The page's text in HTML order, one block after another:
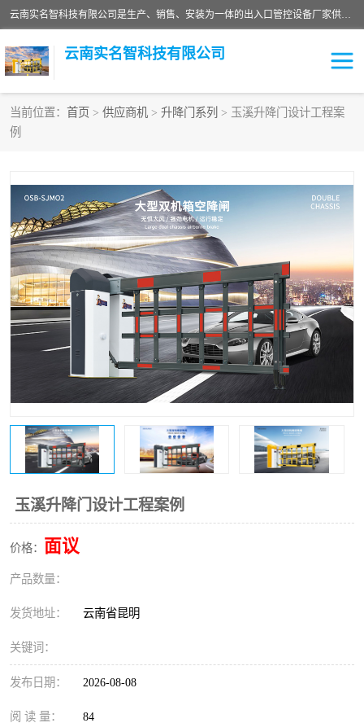
云南实名智科技有限公司是生产、销售、安装为一体的出入口管控设备厂家供应商。主营:电动伸缩门、道闸、广告道闸、重型空降闸、车牌识别、门禁通道、升降柱、岗亭、旗杆等智能设备。主营产品: 电动伸缩门,道闸门禁,车牌识别 生产、销售、安装为一体的出入口管控设备厂家源头供应商。
云南实名智科技有限公司
当前位置： 首页 > 供应商机 > 升降门系列 > 玉溪升降门设计工程案
例
玉溪升降门设计工程案例
价格： 面议
产品数量：
发货地址： 云南省昆明
关键词：
发布日期： 2026-08-08
阅 读 量： 84
广告道闸系列 普通道闸系列
升降门系列 通道闸系列
小门系列 伸缩门